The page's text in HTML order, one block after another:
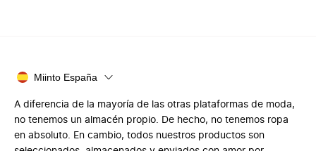
Miinto España
A diferencia de la mayoría de las otras plataformas de moda,
no tenemos un almacén propio. De hecho, no tenemos ropa
en absoluto. En cambio, todos nuestros productos son